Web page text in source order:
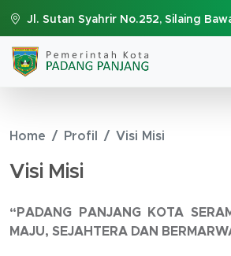
Jl. Sutan Syahrir No.252, Silaing
Home Profil Visi Misi
Visi Misi
“PADANG PANJANG KOTA
MAJU, SEJAHTERA DAN